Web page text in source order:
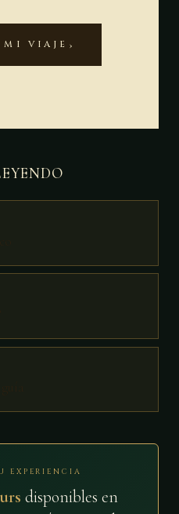
VIAJE
EXPERIENCIA
disponibles en